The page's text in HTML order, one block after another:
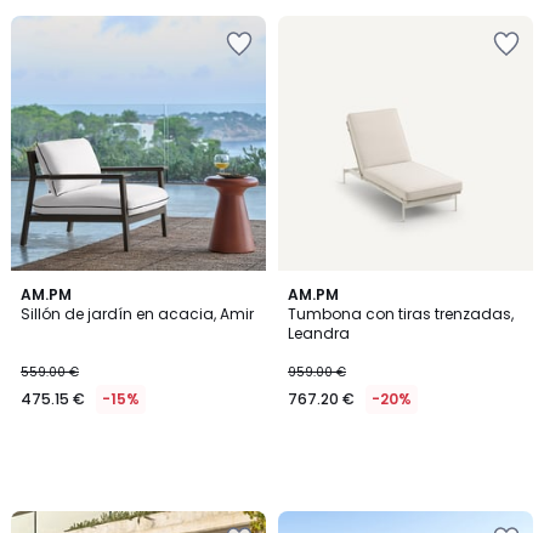
AM.PM
Sillón de jardín en acacia, Amir
559.00 €
475.15 € -15%
AM.PM
Tumbona con tiras trenzadas,
Leandra
959.00 €
767.20 € -20%